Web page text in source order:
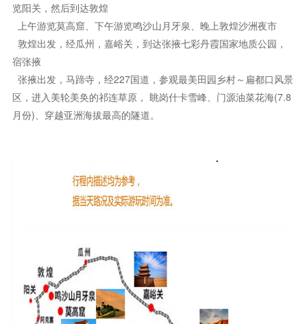
览阳关，然后到达敦煌
上午游览莫高窟、下午游览鸣沙山月牙泉、晚上敦煌沙洲夜市
敦煌出发，经瓜州，嘉峪关，到达张掖七彩丹霞国家地质公园，
宿张掖
张掖出发，马蹄寺，经227国道，参观最美田园乡村～扁都口风景
区，进入美轮美奂的祁连草原， 眺岗什卡雪峰、门源油菜花海(7.8
月份)、穿越亚洲海拔最高的隧道。